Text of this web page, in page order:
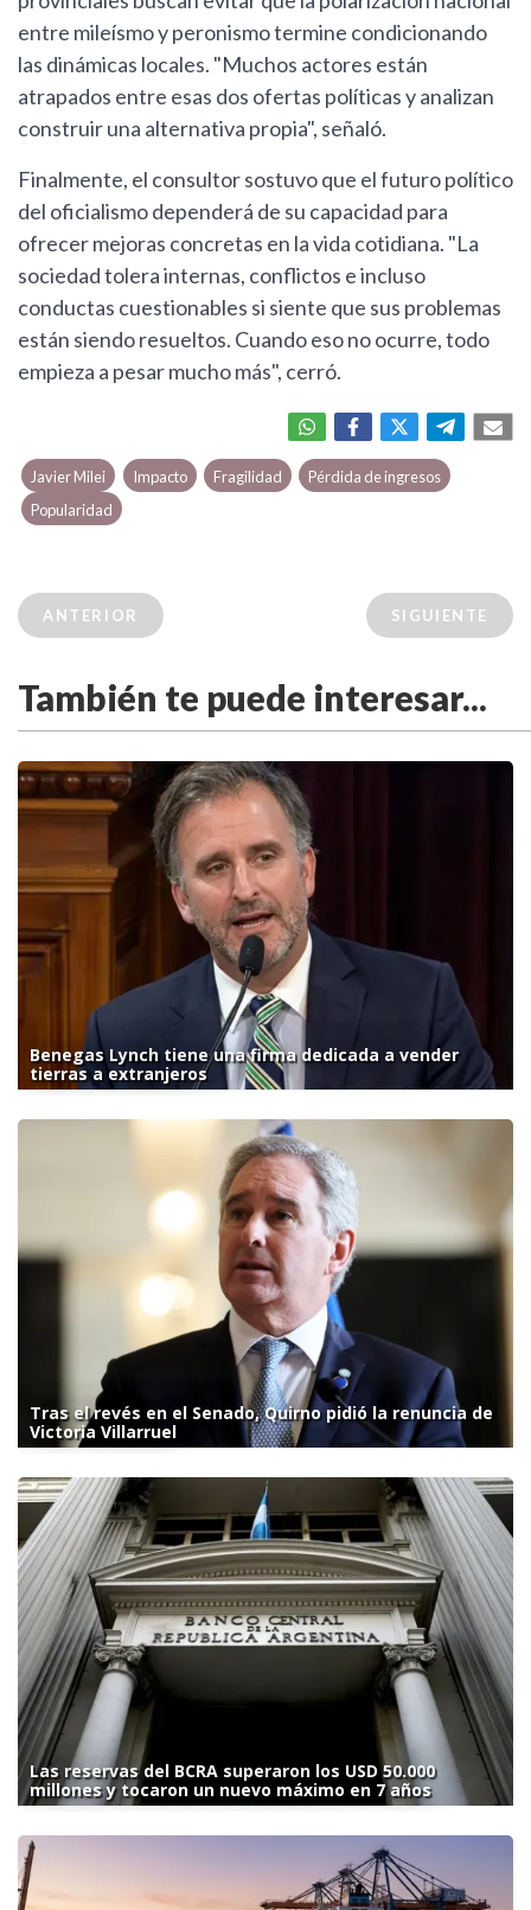
entre mileísmo y peronismo termine condicionando
las dinámicas locales. "Muchos actores están
atrapados entre esas dos ofertas políticas y analizan
construir una alternativa propia", señaló.
Finalmente, el consultor sostuvo que el futuro político
del oficialismo dependerá de su capacidad para
ofrecer mejoras concretas en la vida cotidiana. "La
sociedad tolera internas, conflictos e incluso
conductas cuestionables si siente que sus problemas
están siendo resueltos. Cuando eso no ocurre, todo
empieza a pesar mucho más", cerró.
Javier Milei Impacto Fragilidad
Pérdida de ingresos
Popularidad
ANTERIOR SIGUIENTE
También te puede interesar...
Benegas Lynch tiene una firma dedicada a vender
tierras a extranjeros
Tras el revés en el Senado, Quirno pidió la renuncia de
Victoria Villarruel
Las reservas del BCRA superaron los USD 50.000
millones y tocaron un nuevo máximo en 7 años